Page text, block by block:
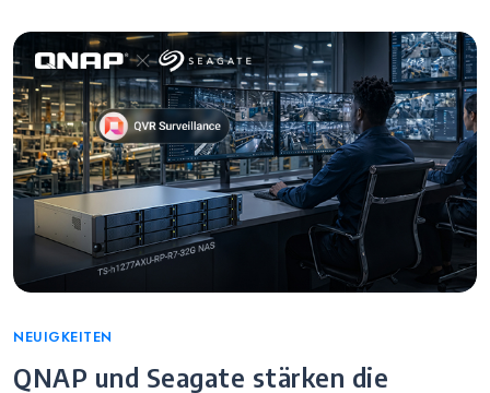
Categories
NEUIGKEITEN
QNAP und Seagate stärken die